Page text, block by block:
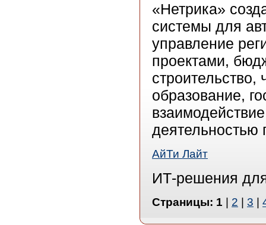
«Нетрика»
системы для
управление
проектами,
строительство,
образование,
деятельностью
АйТи Лайт
ИТ-решения
Страницы: 1 2 3